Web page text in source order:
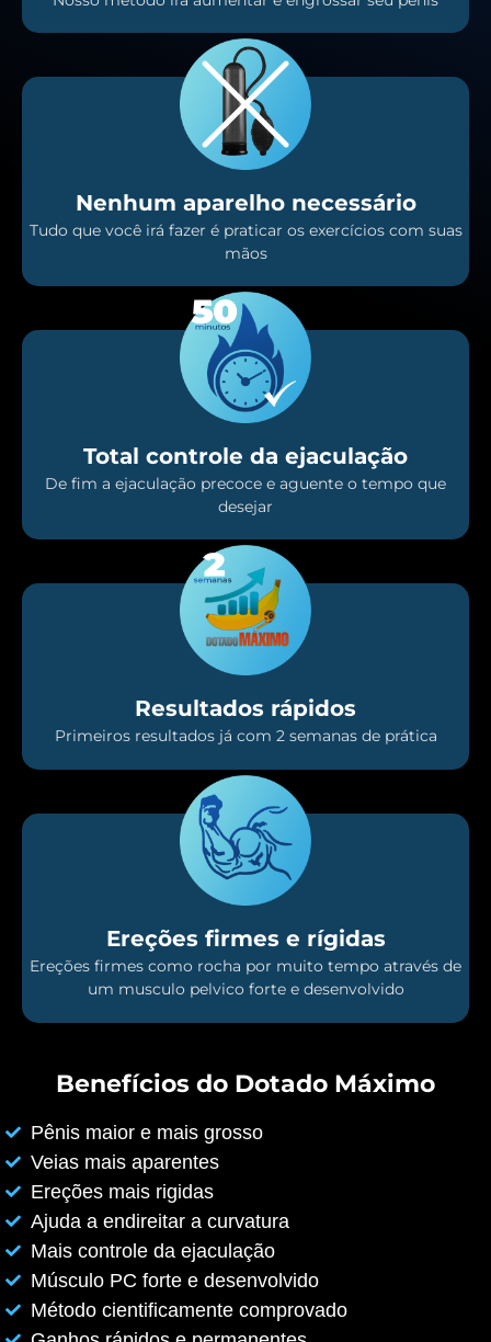
Nenhum aparelho necessário
Tudo que você irá fazer é praticar os exercícios com suas
mãos
Total controle da ejaculação
De fim a ejaculação precoce e aguente o tempo que
desejar
Resultados rápidos
Primeiros resultados já com 2 semanas de prática
Ereções firmes e rígidas
Ereções firmes como rocha por muito tempo através de
um musculo pelvico forte e desenvolvido
Benefícios do Dotado Máximo
Pênis maior e mais grosso
Veias mais aparentes
Ereções mais rigidas
Ajuda a endireitar a curvatura
Mais controle da ejaculação
Músculo PC forte e desenvolvido
Método cientificamente comprovado